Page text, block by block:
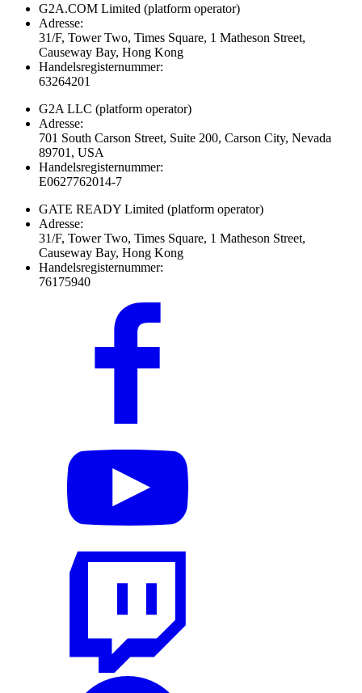
G2A.COM Limited (platform operator)
Adresse:
31/F, Tower Two, Times Square, 1 Matheson Street,
Causeway Bay, Hong Kong
Handelsregisternummer:
63264201
G2A LLC (platform operator)
Adresse:
701 South Carson Street, Suite 200, Carson City, Nevada
89701, USA
Handelsregisternummer:
E0627762014-7
GATE READY Limited (platform operator)
Adresse:
31/F, Tower Two, Times Square, 1 Matheson Street,
Causeway Bay, Hong Kong
Handelsregisternummer:
76175940